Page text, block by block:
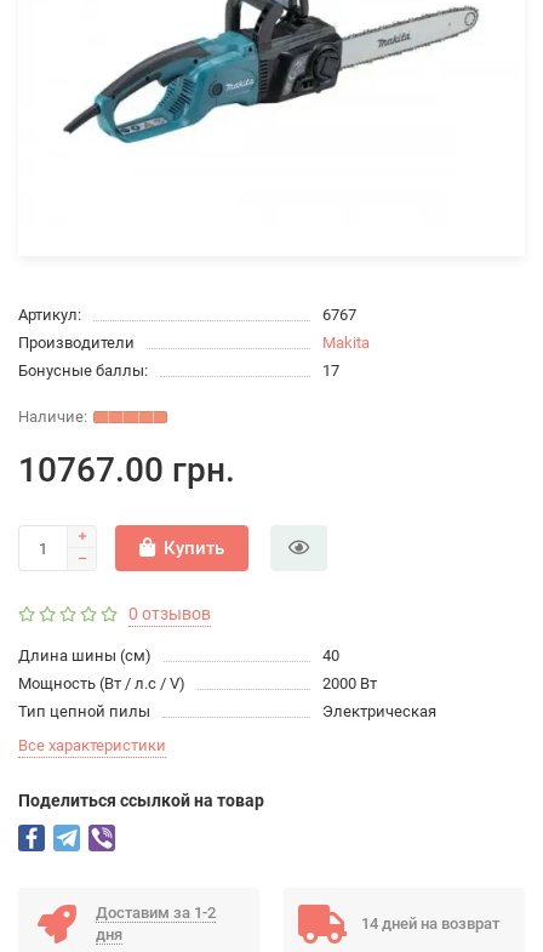
Артикул:
6767
Производители
Makita
Бонусные баллы:
17
10767.00 грн.
Купить
0 отзывов
Длина шины (см)
40
Мощность (Вт / л.с / V)
2000 Вт
Тип цепной пилы
Электрическая
Все характеристики
Поделиться ссылкой на товар
Доставим за 1-2
дня
14 дней на возврат